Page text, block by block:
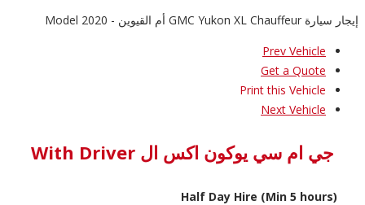
إيجار سيارة GMC Yukon XL Chauffeur أم القيوين - 2020 Model
Prev Vehicle
Get a Quote
Print this Vehicle
Next Vehicle
جي ام سي يوكون اكس ال With Driver
Half Day Hire (Min 5 hours)